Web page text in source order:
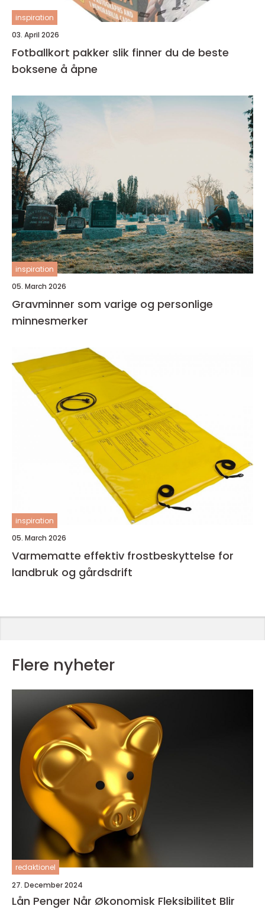
inspiration
03. April 2026
Fotballkort pakker slik finner du de beste
boksene å åpne
inspiration
05. March 2026
Gravminner som varige og personlige
minnesmerker
inspiration
05. March 2026
Varmematte effektiv frostbeskyttelse for
landbruk og gårdsdrift
Flere nyheter
redaktionel
27. December 2024
Lån Penger Når Økonomisk Fleksibilitet Blir